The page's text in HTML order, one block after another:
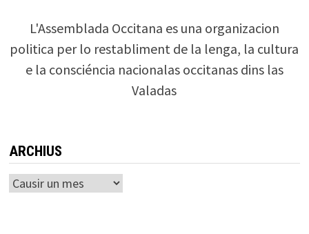
L'Assemblada Occitana es una organizacion
politica per lo restabliment de la lenga, la cultura
e la consciéncia nacionalas occitanas dins las
Valadas
ARCHIUS
Archius